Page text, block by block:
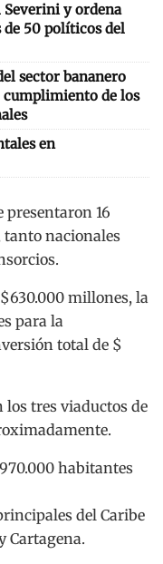
Severini y ordena
50 políticos del
sector bananero
cumplimiento de los
en
presentaron 16
tanto nacionales
millones, la
para la
total de $
los tres viaductos de
habitantes
del Caribe
Cartagena.